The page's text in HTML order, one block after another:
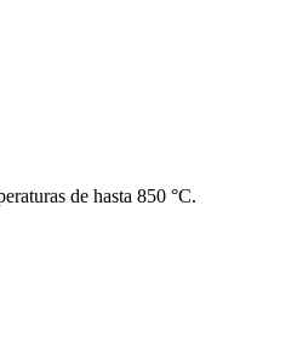
de hasta 850 °C.